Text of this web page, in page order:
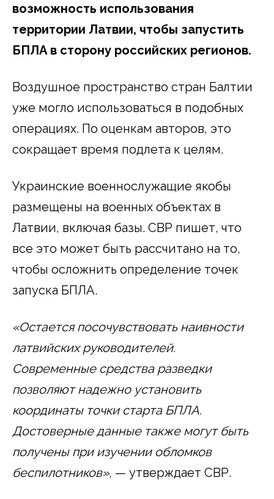
возможность использования
территории Латвии, чтобы запустить
БПЛА в сторону российских регионов.
Воздушное пространство стран Балтии
уже могло использоваться в подобных
операциях. По оценкам авторов, это
сокращает время подлета к целям.
Украинские военнослужащие якобы
размещены на военных объектах в
Латвии, включая базы. СВР пишет, что
все это может быть рассчитано на то,
чтобы осложнить определение точек
запуска БПЛА.
«Остается посочувствовать наивности
латвийских руководителей.
Современные средства разведки
позволяют надежно установить
координаты точки старта БПЛА.
Достоверные данные также могут быть
получены при изучении обломков
беспилотников», — утверждает СВР.